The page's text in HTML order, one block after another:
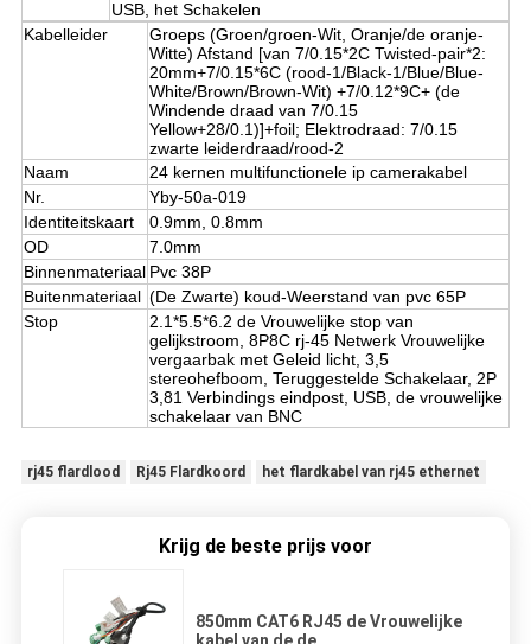
USB, het Schakelen
Kabelleider
Groeps (Groen/groen-Wit, Oranje/de oranje-
Witte) Afstand [van 7/0.15*2C Twisted-pair*2:
20mm+7/0.15*6C (rood-1/Black-1/Blue/Blue-
White/Brown/Brown-Wit) +7/0.12*9C+ (de
Windende draad van 7/0.15
Yellow+28/0.1)]+foil; Elektrodraad: 7/0.15
zwarte leiderdraad/rood-2
Naam
24 kernen multifunctionele ip camerakabel
Nr.
Yby-50a-019
Identiteitskaart
0.9mm, 0.8mm
OD
7.0mm
Binnenmateriaal Pvc 38P
Buitenmateriaal (De Zwarte) koud-Weerstand van pvc 65P
Stop
2.1*5.5*6.2 de Vrouwelijke stop van
gelijkstroom, 8P8C rj-45 Netwerk Vrouwelijke
vergaarbak met Geleid licht, 3,5
stereohefboom, Teruggestelde Schakelaar, 2P
3,81 Verbindings eindpost, USB, de vrouwelijke
schakelaar van BNC
rj45 flardlood Rj45 Flardkoord het flardkabel van rj45 ethernet
Krijg de beste prijs voor
850mm CAT6 RJ45 de Vrouwelijke